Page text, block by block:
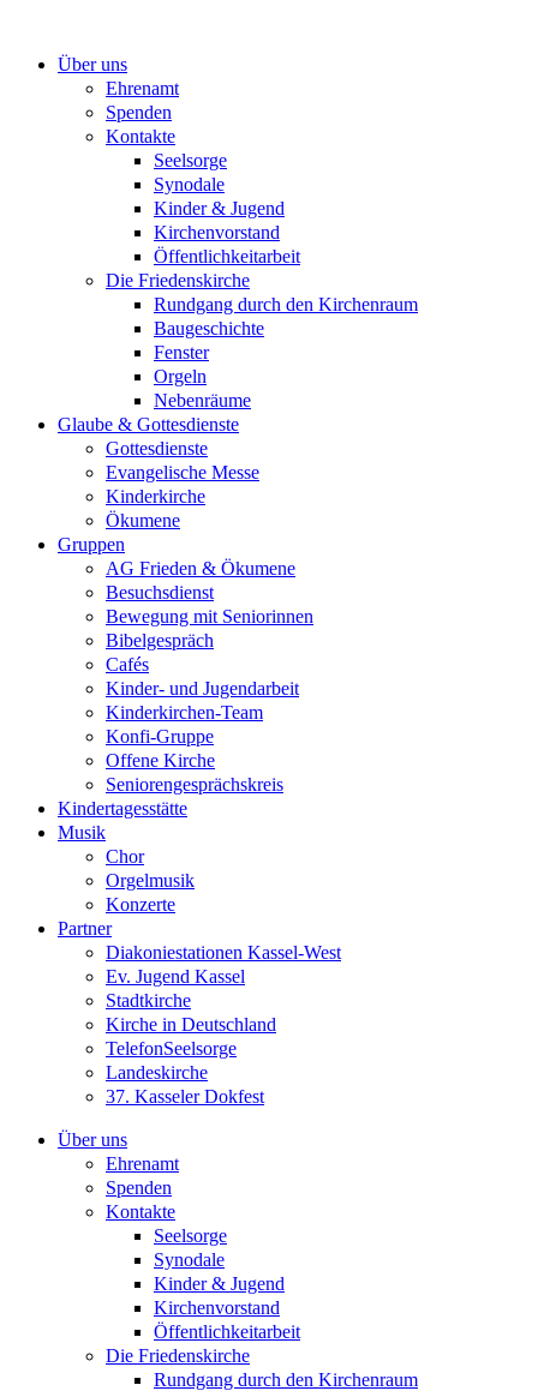
springenÜber uns
Ehrenamt
Spenden
Kontakte
Seelsorge
Synodale
Kinder & Jugend
Kirchenvorstand
Öffentlichkeitarbeit
Die Friedenskirche
Rundgang durch den Kirchenraum
Baugeschichte
Fenster
Orgeln
Nebenräume
Glaube & Gottesdienste
Gottesdienste
Evangelische Messe
Kinderkirche
Ökumene
Gruppen
AG Frieden & Ökumene
Besuchsdienst
Bewegung mit Seniorinnen
Bibelgespräch
Cafés
Kinder- und Jugendarbeit
Kinderkirchen-Team
Konfi-Gruppe
Offene Kirche
Seniorengesprächskreis
Kindertagesstätte
Musik
Chor
Orgelmusik
Konzerte
Partner
Diakoniestationen Kassel-West
Ev. Jugend Kassel
Stadtkirche
Kirche in Deutschland
TelefonSeelsorge
Landeskirche
37. Kasseler Dokfest
Über uns
Ehrenamt
Spenden
Kontakte
Seelsorge
Synodale
Kinder & Jugend
Kirchenvorstand
Öffentlichkeitarbeit
Die Friedenskirche
Rundgang durch den Kirchenraum